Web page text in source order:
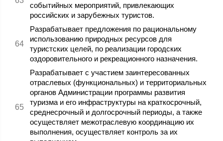
событийных мероприятий, привлекающих
российских и зарубежных туристов.
Разрабатывает предложения по рациональному
использованию природных ресурсов для
туристских целей, по реализации городских
оздоровительного и рекреационного назначения.
Разрабатывает с участием заинтересованных
отраслевых (функциональных) и территориальных
органов Администрации программы развития
туризма и его инфраструктуры на краткосрочный,
среднесрочный и долгосрочный периоды, а также
осуществляет межотраслевую координацию их
выполнения, осуществляет контроль за их